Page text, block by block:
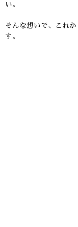
い。
そんな想いで、これ
す。